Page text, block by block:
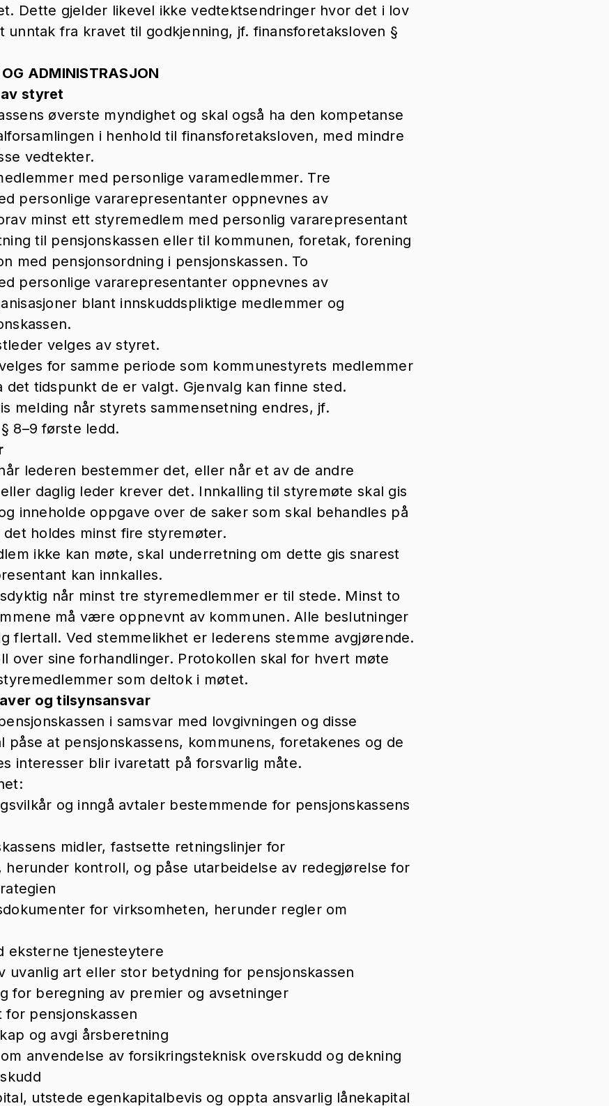
Dette gjelder likevel ikke vedtektsendringer hvor det i lov
unntak fra kravet til godkjenning, jf. finansforetaksloven §
ADMINISTRASJON
av styret
øverste myndighet og skal også ha den kompetanse
i henhold til finansforetaksloven, med mindre
vedtekter.
med personlige varamedlemmer. Tre
personlige vararepresentanter oppnevnes av
minst ett styremedlem med personlig vararepresentant
til pensjonskassen eller til kommunen, foretak, forening
med pensjonsordning i pensjonskassen. To
personlige vararepresentanter oppnevnes av
blant innskuddspliktige medlemmer og
velges av styret.
for samme periode som kommunestyrets medlemmer
tidspunkt de er valgt. Gjenvalg kan finne sted.
melding når styrets sammensetning endres, jf.
8–9 første ledd.
lederen bestemmer det, eller når et av de andre
daglig leder krever det. Innkalling til styremøte skal gis
inneholde oppgave over de saker som skal behandles på
holdes minst fire styremøter.
ikke kan møte, skal underretning om dette gis snarest
kan innkalles.
når minst tre styremedlemmer er til stede. Minst to
må være oppnevnt av kommunen. Alle beslutninger
flertall. Ved stemmelikhet er lederens stemme avgjørende.
over sine forhandlinger. Protokollen skal for hvert møte
som deltok i møtet.
og tilsynsansvar
i samsvar med lovgivningen og disse
påse at pensjonskassens, kommunens, foretakenes og de
interesser blir ivaretatt på forsvarlig måte.
og inngå avtaler bestemmende for pensjonskassens
midler, fastsette retningslinjer for
herunder kontroll, og påse utarbeidelse av redegjørelse for
for virksomheten, herunder regler om
eksterne tjenesteytere
uvanlig art eller stor betydning for pensjonskassen
for beregning av premier og avsetninger
pensjonskassen
og avgi årsberetning
anvendelse av forsikringsteknisk overskudd og dekning
utstede egenkapitalbevis og oppta ansvarlig lånekapital